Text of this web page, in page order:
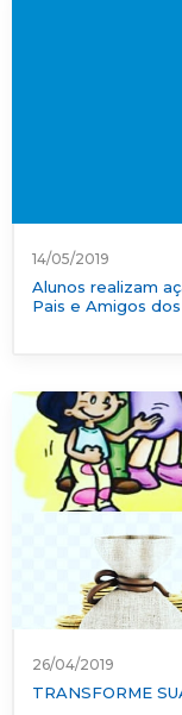
14/05/2019
Alunos realizam
Pais e Amigos
26/04/2019
TRANSFORME